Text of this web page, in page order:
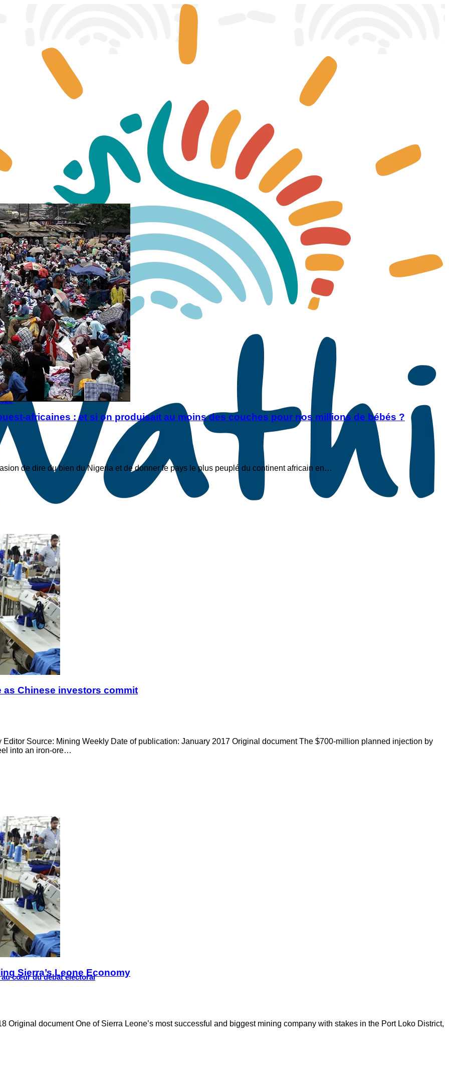
au cœur du débat électoral
africaines : et si on produisait au moins des couches pour nos millions de bébés ?
de dire du bien du Nigeria et de donner le pays le plus peuplé du continent africain en…
Chinese investors commit
Source: Mining Weekly Date of publication: January 2017 Original document The $700-million planned injection by
into an iron-ore…
Sierra’s Leone Economy
Original document One of Sierra Leone’s most successful and biggest mining company with stakes in the Port Loko District,